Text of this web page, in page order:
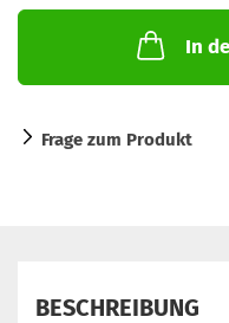
In
Frage zum Produkt
BESCHREIBUNG